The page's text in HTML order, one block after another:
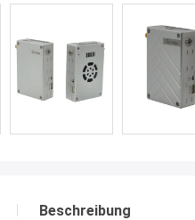
Beschreibung